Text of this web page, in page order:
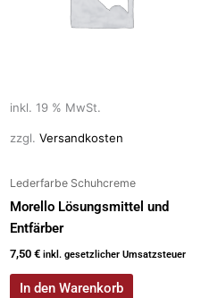
inkl. 19 % MwSt.
zzgl. Versandkosten
Lederfarbe Schuhcreme
Morello Lösungsmittel und
Entfärber
7,50 € inkl. gesetzlicher Umsatzsteuer
In den Warenkorb